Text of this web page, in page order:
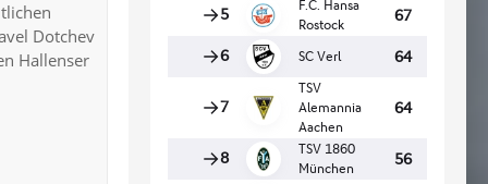
Dotchev
Hallenser